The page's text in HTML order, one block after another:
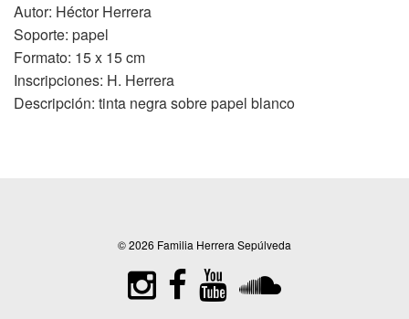
Autor: Héctor Herrera
Soporte: papel
Formato: 15 x 15 cm
Inscripciones: H. Herrera
Descripción: tinta negra sobre papel blanco
© 2026 Familia Herrera Sepúlveda